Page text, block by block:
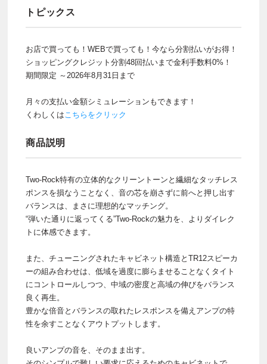
トピックス
お店で買っても！WEBで買っても！今なら分割払いがお得！
ショッピングクレジット分割48回払いまで金利手数料0%！
期間限定 ～2026年8月31日まで
月々の支払い金額シミュレーションもできます！
くわしくはこちらをクリック
商品説明
Two-Rock特有の立体的なクリーントーンと繊細なタッチレス
ポンスを損なうことなく、音の芯を崩さずに前へと押し出す
バランスは、まさに理想的なマッチング。
“弾いた通りに返ってくる”Two-Rockの魅力を、よりダイレク
トに体感できます。
また、チューニングされたキャビネット構造とTR12スピーカ
ーの組み合わせは、低域を過度に膨らませることなくタイト
にコントロールしつつ、中域の密度と高域の伸びをバランス
良く再生。
豊かな倍音とバランスの取れたレスポンスを備えアンプの特
性を余すことなくアウトプットします。
良いアンプの音を、そのまま出す。